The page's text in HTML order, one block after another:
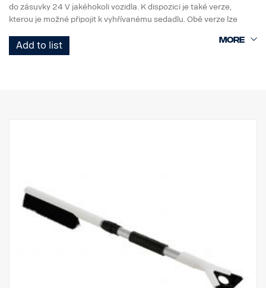
do zásuvky 24 V jakéhokoli vozidla. K dispozici je také verze,
kterou je možné připojit k vyhřívanému sedadlu. Obě verze lze
Add to list